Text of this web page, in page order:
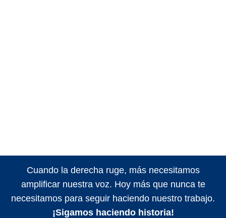
Cuando la derecha ruge, más necesitamos
amplificar nuestra voz. Hoy más que nunca te
necesitamos para seguir haciendo nuestro trabajo.
¡Sigamos haciendo historia!